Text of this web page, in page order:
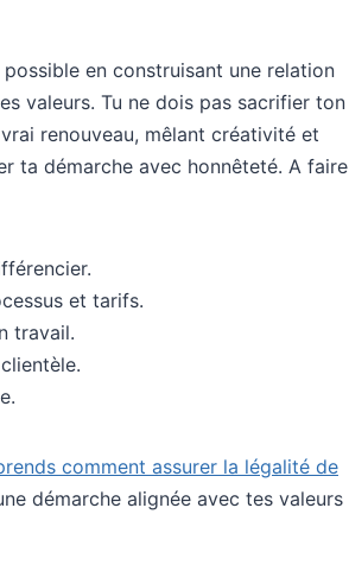
en construisant une relation
valeurs. Tu ne dois pas sacrifier ton
renouveau, mêlant créativité et
ta démarche avec honnêteté. A faire
et tarifs.
travail.
comment assurer la légalité de
démarche alignée avec tes valeurs